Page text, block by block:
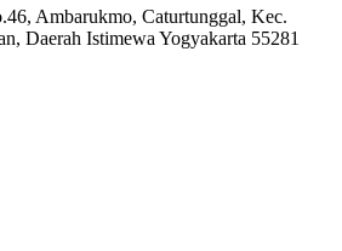
Ambarukmo, Caturtunggal, Kec.
Daerah Istimewa Yogyakarta 55281